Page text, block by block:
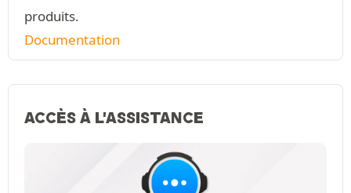
produits.
Documentation
ACCÈS À L'ASSISTANCE